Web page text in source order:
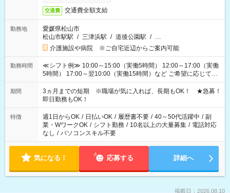
交通費 交通費全額支給
勤務地
愛媛県松山市
松山市駅駅 / 三津浜駅 / 道後公園駅 / …
介護施設や病院 ※ご自宅近辺からご案内可能
勤務時間
≪シフト例≫ 10:00～15:00（実働5時間） 12:00～17:00（実働
5時間） 17:00～翌10:00（実働15時間）など ご希望に応じて、
働く時間は調整できます！ お気軽に担当へ相談ください！
期間
3ヵ月までの短期 ※職場が気に入れば、長期もOK！ ★急募！
即日勤務もOK！
特徴 週1日からOK / 日払いOK / 履歴書不要 / 40～50代活躍中 / 副
業・WワークOK / シフト勤務 / 10名以上の大量募集 / 電話対応
なし / パソコンスキル不要
気になる！ 応募する 詳細へ
掲載日：2026.08.10